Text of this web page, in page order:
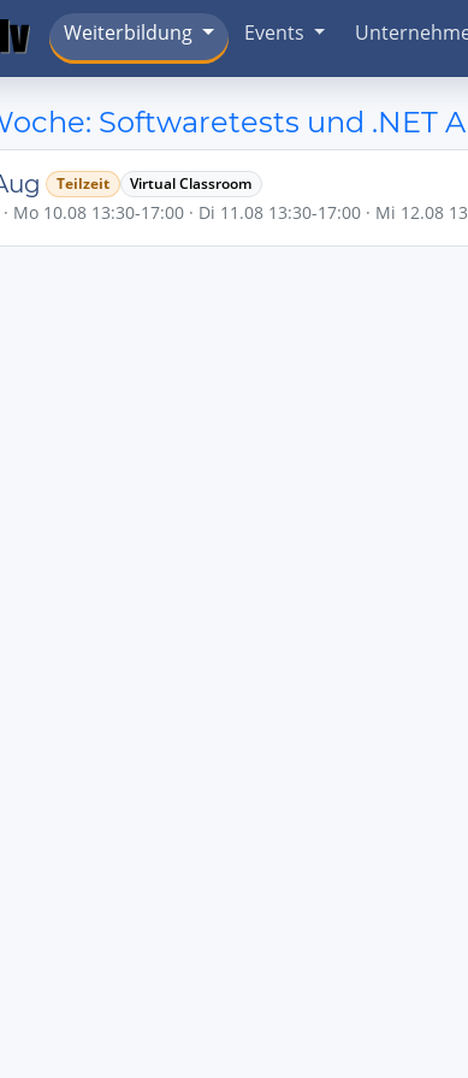
Weiterbildung Events
Softwaretests und .NET
Teilzeit Virtual Classroom
Mo 10.08 13:30-17:00 · Di 11.08 13:30-17:00 · Mi 12.08